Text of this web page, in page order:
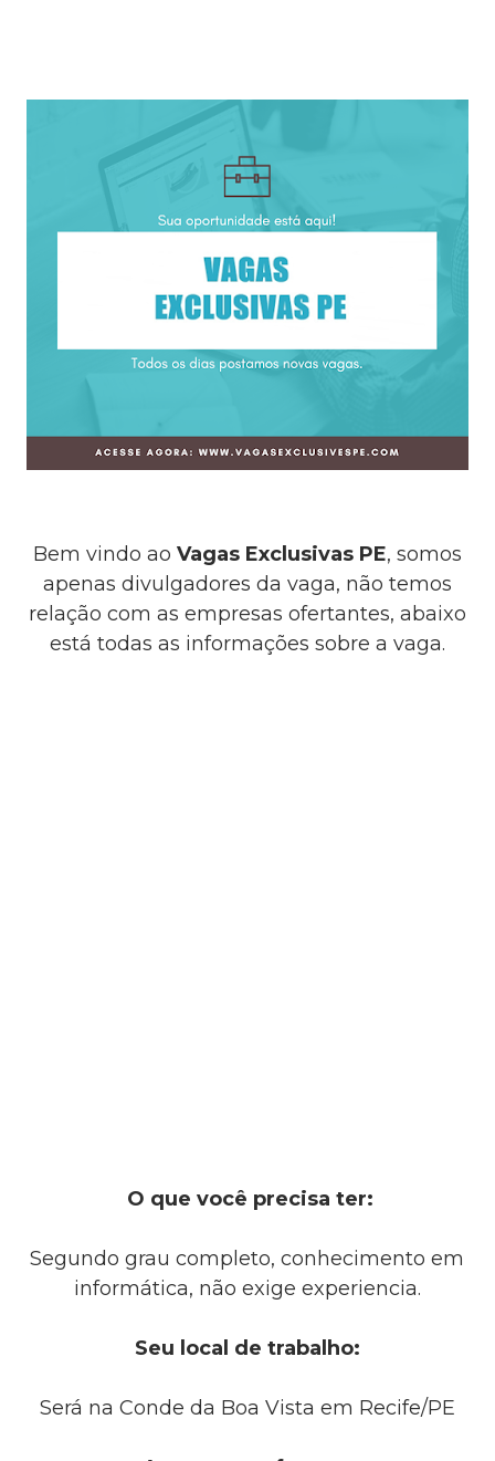
Bem vindo ao Vagas Exclusivas PE, somos
apenas divulgadores da vaga, não temos
relação com as empresas ofertantes, abaixo
está todas as informações sobre a vaga.
O que você precisa ter:
Segundo grau completo, conhecimento em
informática, não exige experiencia.
Seu local de trabalho:
Será na Conde da Boa Vista em Recife/PE